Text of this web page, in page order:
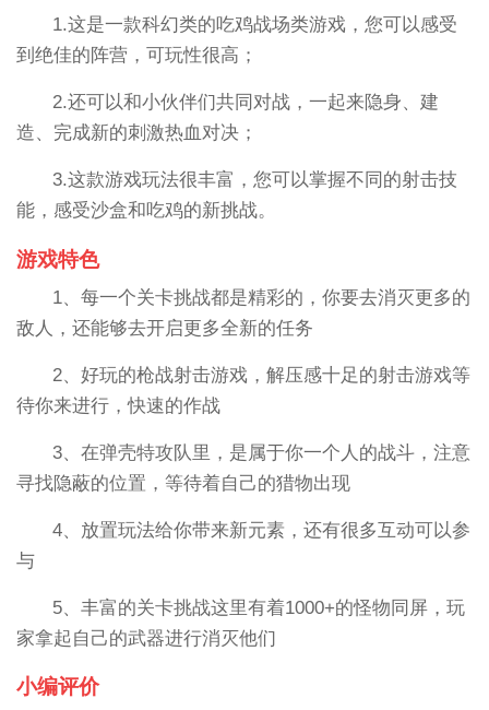
1.这是一款科幻类的吃鸡战场类游戏，您可以感受
到绝佳的阵营，可玩性很高；
2.还可以和小伙伴们共同对战，一起来隐身、建
造、完成新的刺激热血对决；
3.这款游戏玩法很丰富，您可以掌握不同的射击技
能，感受沙盒和吃鸡的新挑战。
游戏特色
1、每一个关卡挑战都是精彩的，你要去消灭更多的
敌人，还能够去开启更多全新的任务
2、好玩的枪战射击游戏，解压感十足的射击游戏等
待你来进行，快速的作战
3、在弹壳特攻队里，是属于你一个人的战斗，注意
寻找隐蔽的位置，等待着自己的猎物出现
4、放置玩法给你带来新元素，还有很多互动可以参
与
5、丰富的关卡挑战这里有着1000+的怪物同屏，玩
家拿起自己的武器进行消灭他们
小编评价